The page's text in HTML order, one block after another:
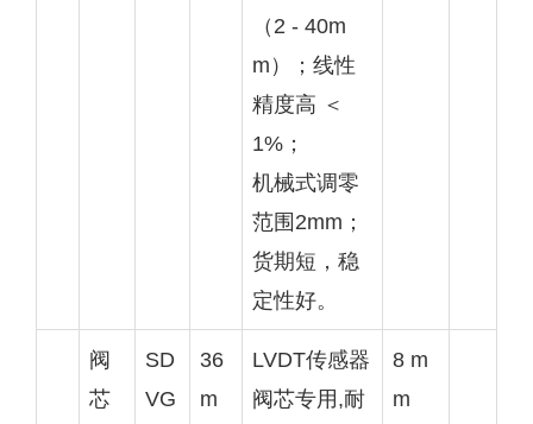
（2 - 40m
m）；线性
精度高 ＜
1%；
机械式调零
范围2mm；
货期短，稳
定性好。
阀
芯
SD
VG
36
m
LVDT传感器
阀芯专用,耐
8 m
m